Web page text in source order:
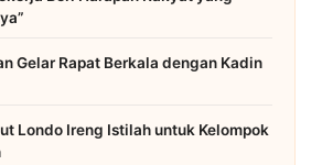
Gelar Rapat Berkala dengan Kadin
Londo Ireng Istilah untuk Kelompok